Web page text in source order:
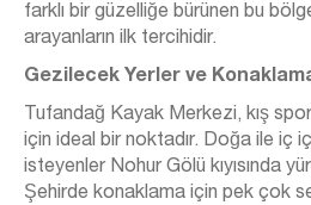
farklı bir güzelliğe bürünen bu
arayanların ilk tercihidir.
Gezilecek Yerler ve
Tufandağ Kayak Merkezi, kış
için ideal bir noktadır. Doğa ile iç
isteyenler Nohur Gölü kıyısında
Şehirde konaklama için pek çok